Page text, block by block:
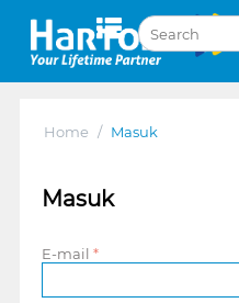
Home / Masuk
Masuk
E-mail